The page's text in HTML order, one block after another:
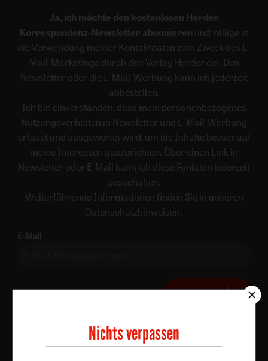
Ja, ich möchte den kostenlosen Herder
Korrespondenz-Newsletter abonnieren und willige in
die Verwendung meiner Kontaktdaten zum Zweck des E-
Mail-Marketings durch den Verlag Herder ein. Den
Newsletter oder die E-Mail-Werbung kann ich jederzeit
abbestellen.
Ich bin einverstanden, dass mein personenbezogenes
Nutzungsverhalten in Newsletter und E-Mail-Werbung
erfasst und ausgewertet wird, um die Inhalte besser auf
meine Interessen auszurichten. Über einen Link in
Newsletter oder E-Mail kann ich diese Funktion jederzeit
ausschalten.
Weiterführende Informationen finden Sie in unseren
Datenschutzhinweisen .
E-Mail
Jetzt anmelden
Nichts verpassen